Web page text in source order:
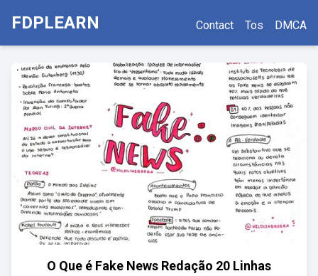
FDPLEARN Contact Tos DMCA
O Que é Fake News Redação 20 Linhas